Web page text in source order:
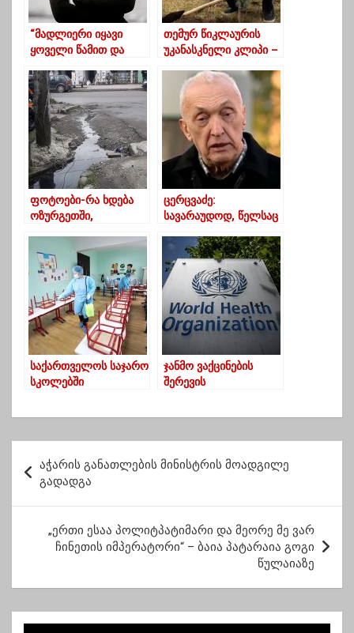
“მადლიერი იყავი
ყოველი წამით და
ჩამოარიგე
ყველასთვის”
თემურ წიკლაურის
უკანასკნელი კლიპი –
კლინიკიდან
გამოსვლის შემდეგ
ფოტოები-რა ხდება
ოზურგეთში,
ცერცვაძე:
სავარაუდოდ, წელსაც
მოსახლეობას
ვუთხრათ, რომ
აღდგომას დარჩეს
სახლში
საქართველოს საჯარო
სკოლებში
ჯანმო ვაქცინების
შერევის
ო
ს
აჭარის განათლების მინისტრის მოადგილე
გადადგა
„ერთი ესაა პოლიტპატიმარი და მეორე მე ვარ
ჩინეთის იმპერატორი“ – ბაია პატარაია გოგი
წულაიაზე